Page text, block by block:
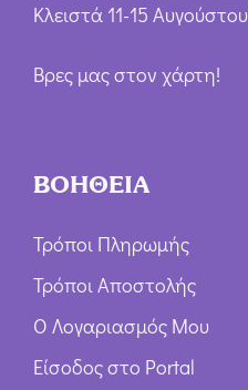
Κλειστά 11-15 Αυγούστου
Βρες μας στον χάρτη!
ΒΟΗΘΕΙΑ
Τρόποι Πληρωμής
Τρόποι Αποστολής
Ο Λογαριασμός Μου
Είσοδος στο Portal